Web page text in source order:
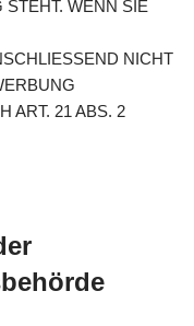
WENN SIE
NICHT
ART. 21 ABS. 2